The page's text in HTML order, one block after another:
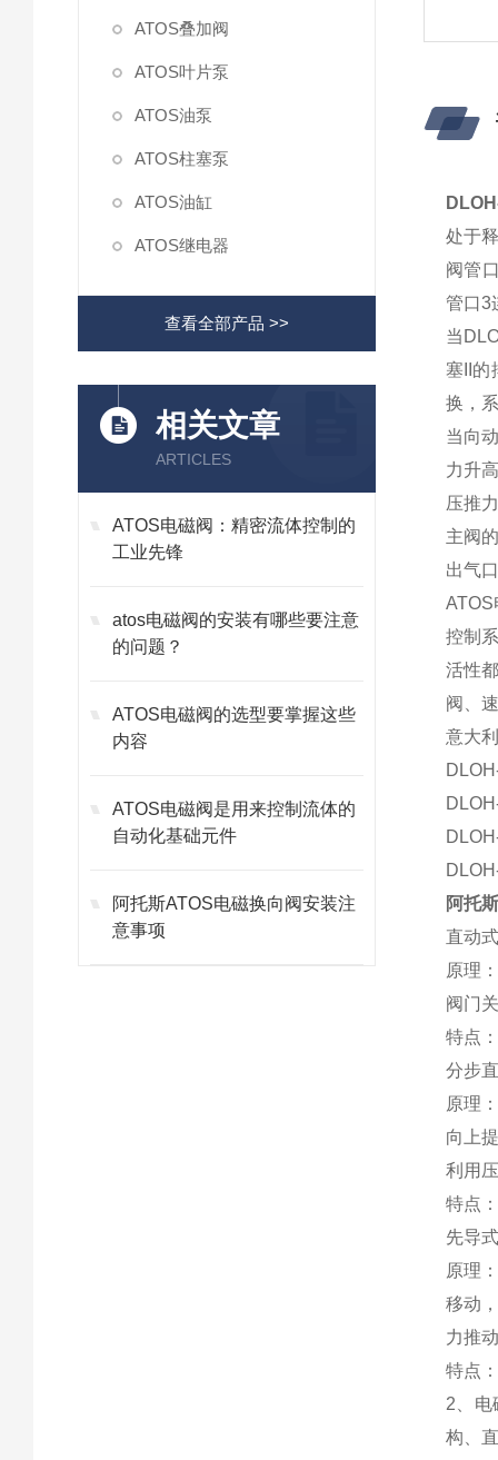
ATOS叠加阀
ATOS叶片泵
ATOS油泵
ATOS柱塞泵
ATOS油缸
ATOS继电器
查看全部产品 >>
相关文章
ARTICLES
ATOS电磁阀：精密流体控制的
工业先锋
atos电磁阀的安装有哪些要注意
的问题？
ATOS电磁阀的选型要掌握这些
内容
ATOS电磁阀是用来控制流体的
自动化基础元件
阿托斯ATOS电磁换向阀安装注
意事项
处于
阀管
管口3
当
塞II的
换，
当向
力升
压推
主阀
出气
控制
活性
阀、
意大
阿托
直动
原理
阀门
特点
分步
原理
向上
利用
特点
先导
原理
移动
力推
特点
2、电
构、